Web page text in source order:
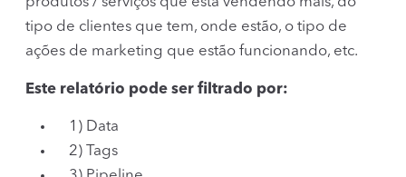
tipo de clientes que tem, onde estão, o tipo de
ações de marketing que estão funcionando, etc.
Este relatório pode ser filtrado por:
1) Data
2) Tags